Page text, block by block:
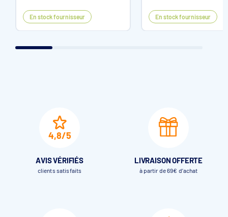
En stock fournisseur En stock fournisseur
4,8/5
AVIS VÉRIFIÉS
clients satisfaits
LIVRAISON OFFERTE
à partir de 69€ d’achat